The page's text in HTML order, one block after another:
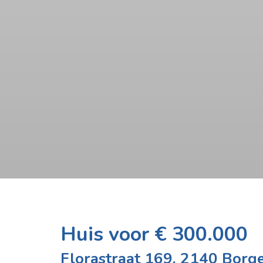
Huis voor € 300.000
Florastraat 169, 2140